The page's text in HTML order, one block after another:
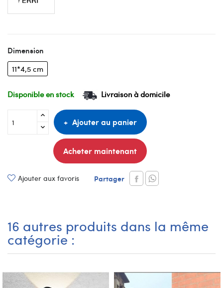
Dimension
11*4,5 cm
Disponible en stock Livraison à domicile
Ajouter au panier
Acheter maintenant
Ajouter aux favoris Partager
16 autres produits dans la même
catégorie :